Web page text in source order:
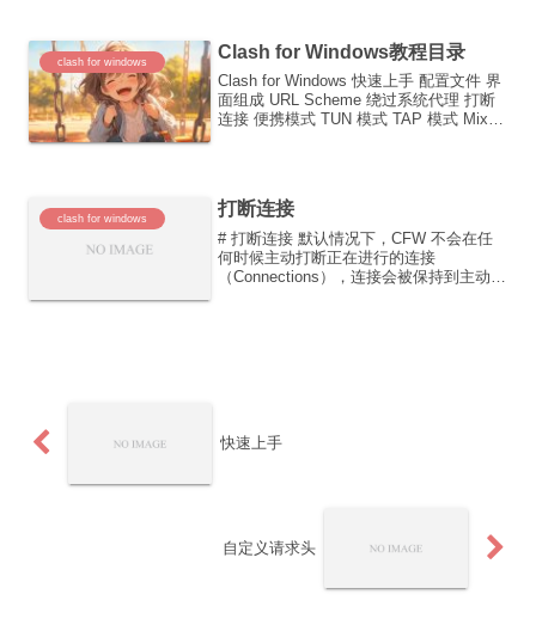
clash for windows Clash for Windows教程目录
Clash for Windows 快速上手 配置文件 界
面组成 URL Scheme 绕过系统代理 打断
连接 便携模式 TUN 模式 TAP 模式 Mixin
clash for windows 打断连接
# 打断连接 默认情况下，CFW 不会在任
何时候主动打断正在进行的连接
（Connections），连接会被保持到主动断
快速上手
自定义请求头